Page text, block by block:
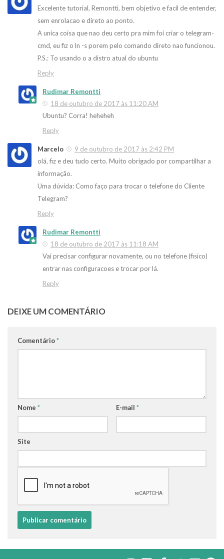
Excelente tutorial, Remontti, bem objetivo e facil de entender,
sem enrolacao e direto ao ponto.
A unica coisa que nao deu certo pra mim foi criar o telegram-
cmd, eu fiz o ln -s porem pelo comando direto nao funcionou.
P.S.: To usando o a distro atual do ubuntu
Reply
Rudimar Remontti
18 de outubro de 2017 às 11:20 AM
Ubuntu? Corra! heheheh
Reply
Marcelo
9 de outubro de 2017 às 2:42 PM
olá, fiz e deu tudo certo. Muito obrigado por compartilhar a
informação.
Uma dúvida: Como faço para trocar o telefone do Cliente
Telegram?
Reply
Rudimar Remontti
18 de outubro de 2017 às 11:18 AM
Vai precisar configurar novamente, ou no telefone (fisico)
entrar nas configuracoes e trocar por lá.
Reply
DEIXE UM COMENTÁRIO
Comentário*
Nome * E-mail *
Site